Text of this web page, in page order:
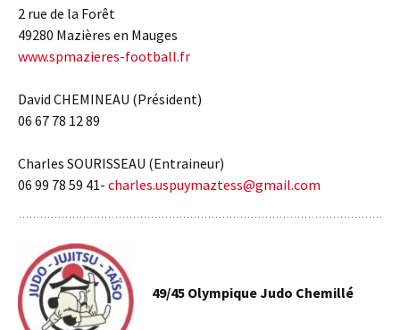
2 rue de la Forêt
49280 Mazières en Mauges
www.spmazieres-football.fr
David CHEMINEAU (Président)
06 67 78 12 89
Charles SOURISSEAU (Entraineur)
06 99 78 59 41- charles.uspuymaztess@gmail.com
49/45 Olympique Judo Chemillé